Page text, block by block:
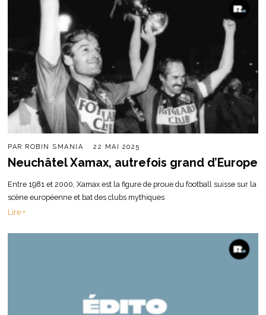
PAR ROBIN SMANIA 22 MAI 2025
Neuchâtel Xamax, autrefois grand d’Europe
Entre 1981 et 2000, Xamax est la figure de proue du football suisse sur la
scène européenne et bat des clubs mythiques
Lire +